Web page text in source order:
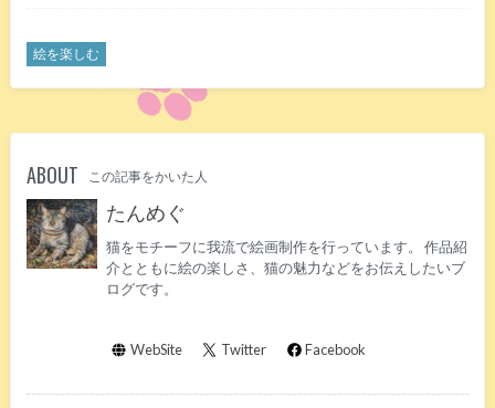
絵を楽しむ
ABOUT この記事をかいた人
たんめぐ
猫をモチーフに我流で絵画制作を行っています。 作品紹
介とともに絵の楽しさ、猫の魅力などをお伝えしたいブ
ログです。
WebSite Twitter Facebook